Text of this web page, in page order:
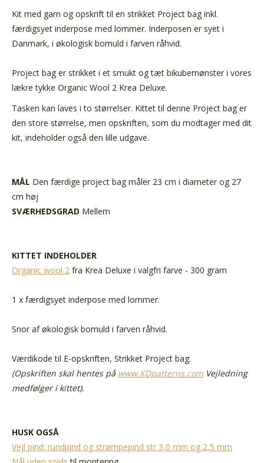
Kit med garn og opskrift til en strikket Project bag inkl.
færdigsyet inderpose med lommer. Inderposen er syet i
Danmark, i økologisk bomuld i farven råhvid.
Project bag er strikket i et smukt og tæt bikubemønster i vores
lækre tykke Organic Wool 2 Krea Deluxe.
Tasken kan laves i to størrelser. Kittet til denne Project bag er
den store størrelse, men opskriften, som du modtager med dit
kit, indeholder også den lille udgave.
MÅL Den færdige project bag måler 23 cm i diameter og 27
cm høj
SVÆRHEDSGRAD Mellem
KITTET INDEHOLDER
Organic wool 2 fra Krea Deluxe i valgfri farve - 300 gram
1 x færdigsyet inderpose med lommer.
Snor af økologisk bomuld i farven råhvid.
Værdikode til E-opskriften, Strikket Project bag.
(Opskriften skal hentes på www.KDpatterns.com Vejledning
medfølger i kittet).
HUSK OGSÅ
Vejl pind: rundpind og strømpepind str 3,0 mm og 2,5 mm